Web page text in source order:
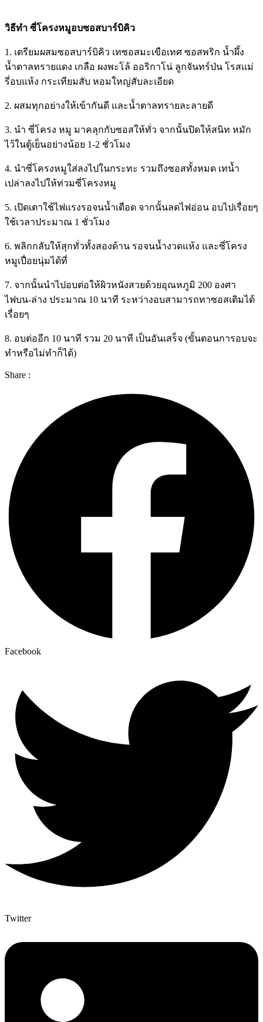
วิธีทำ ซี่โครงหมูอบซอสบาร์บิคิว
1. เตรียมผสมซอสบาร์บิคิว เทซอสมะเขือเทศ ซอสพริก น้ำผึ้ง
น้ำตาลทรายแดง เกลือ ผงพะโล้ ออริกาโน่ ลูกจันทร์ป่น โรสแม่
รี่อบแห้ง กระเทียมสับ หอมใหญ่สับละเอียด
2. ผสมทุกอย่างให้เข้ากันดี และน้ำตาลทรายละลายดี
3. นำ ซี่โครง หมู มาคลุกกับซอสให้ทั่ว จากนั้นปิดให้สนิท หมัก
ไว้ในตู้เย็นอย่างน้อย 1-2 ชั่วโมง
4. นำซี่โครงหมูใส่ลงไปในกระทะ รวมถึงซอสทั้งหมด เทน้ำ
เปล่าลงไปให้ท่วมซี่โครงหมู
5. เปิดเตาใช้ไฟแรงรอจนน้ำเดือด จากนั้นลดไฟอ่อน อบไปเรื่อยๆ
ใช้เวลาประมาณ 1 ชั่วโมง
6. พลิกกลับให้สุกทั่วทั้งสองด้าน รอจนน้ำงวดแห้ง และซี่โครง
หมูเปื่อยนุ่มได้ที่
7. จากนั้นนำไปอบต่อให้ผิวหนังสวยด้วยอุณหภูมิ 200 องศา
ไฟบน-ล่าง ประมาณ 10 นาที ระหว่างอบสามารถทาซอสเติมได้
เรื่อยๆ
8. อบต่ออีก 10 นาที รวม 20 นาที เป็นอันเสร็จ (ขั้นตอนการอบจะ
ทำหรือไม่ทำก็ได้)
Share :
Facebook
Twitter